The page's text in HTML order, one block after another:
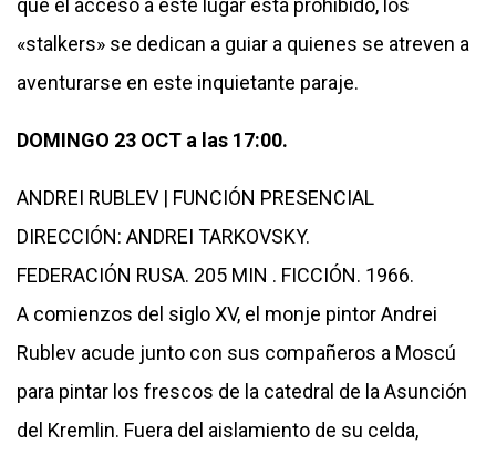
que el acceso a este lugar está prohibido, los
«stalkers» se dedican a guiar a quienes se atreven a
aventurarse en este inquietante paraje.
DOMINGO 23 OCT a las 17:00.
ANDREI RUBLEV | FUNCIÓN PRESENCIAL
DIRECCIÓN: ANDREI TARKOVSKY.
FEDERACIÓN RUSA. 205 MIN . FICCIÓN. 1966.
A comienzos del siglo XV, el monje pintor Andrei
Rublev acude junto con sus compañeros a Moscú
para pintar los frescos de la catedral de la Asunción
del Kremlin. Fuera del aislamiento de su celda,